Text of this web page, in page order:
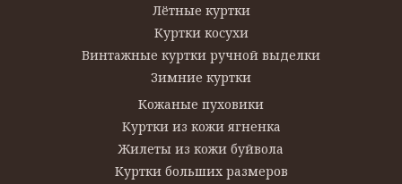
Лётные куртки
Куртки косухи
Винтажные куртки ручной выделки
Зимние куртки
Кожаные пуховики
Куртки из кожи ягненка
Жилеты из кожи буйвола
Куртки больших размеров